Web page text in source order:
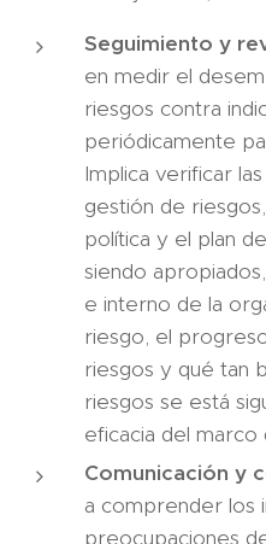
Seguimiento y
en medir el
riesgos contra
periódicamente
Implica verificar
gestión de
política y el plan
siendo
e interno de la
riesgo, el
riesgos y qué tan
riesgos se está
eficacia del
Comunicación y
a comprender los
preocupaciones